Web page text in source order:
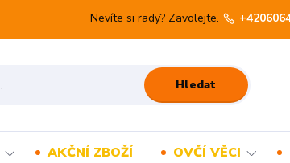
Hledat
Nevíte si rady? Zavolejte.
AKČNÍ ZBOŽÍ OVČÍ VĚCI